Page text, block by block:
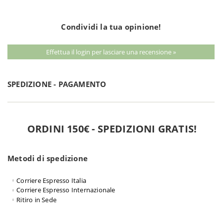
Condividi la tua opinione!
Effettua il login per lasciare una recensione »
SPEDIZIONE - PAGAMENTO
ORDINI 150€ - SPEDIZIONI GRATIS!
Metodi di spedizione
Corriere Espresso Italia
Corriere Espresso Internazionale
Ritiro in Sede